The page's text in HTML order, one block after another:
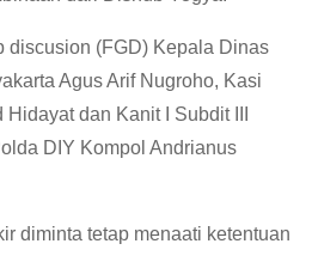
discusion (FGD) Kepala Dinas
Agus Arif Nugroho, Kasi
dan Kanit I Subdit III
DIY Kompol Andrianus
diminta tetap menaati ketentuan